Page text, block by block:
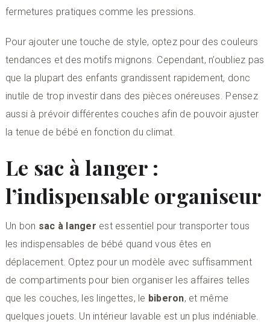
fermetures pratiques comme les pressions.
Pour ajouter une touche de style, optez pour des couleurs
tendances et des motifs mignons. Cependant, n’oubliez pas
que la plupart des enfants grandissent rapidement, donc
inutile de trop investir dans des pièces onéreuses. Pensez
aussi à prévoir différentes couches afin de pouvoir ajuster
la tenue de bébé en fonction du climat.
Le sac à langer :
l’indispensable organiseur
Un bon sac à langer est essentiel pour transporter tous
les indispensables de bébé quand vous êtes en
déplacement. Optez pour un modèle avec suffisamment
de compartiments pour bien organiser les affaires telles
que les couches, les lingettes, le biberon, et même
quelques jouets. Un intérieur lavable est un plus indéniable.